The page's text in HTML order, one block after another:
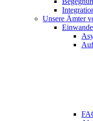
Unsere Ämter